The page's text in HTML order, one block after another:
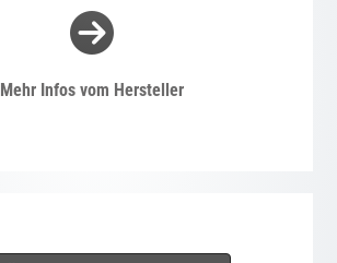
Mehr Infos vom Hersteller